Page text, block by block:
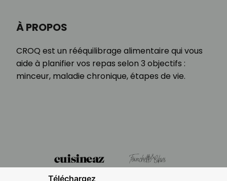
À PROPOS
CROQ est un rééquilibrage alimentaire qui vous
aide à planifier vos repas selon 3 objectifs :
minceur, maladie chronique, étapes de vie.
Téléchargez